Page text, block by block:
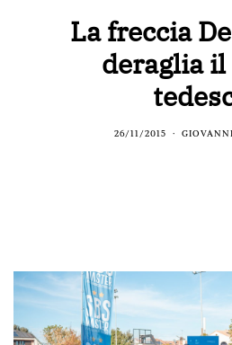
La freccia
deraglia
26/11/2015